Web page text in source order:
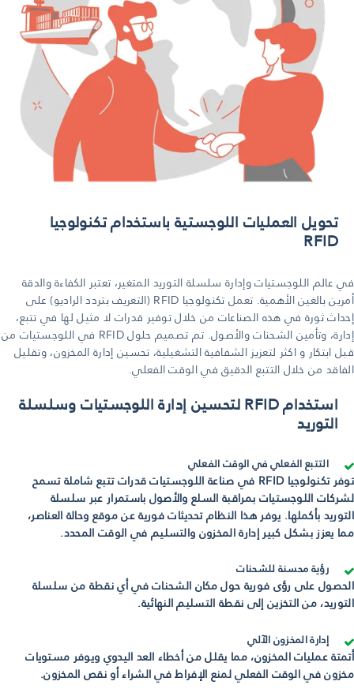
تحويل العمليات اللوجستية باستخدام تكنولوجيا
RFID
في عالم اللوجستيات وإدارة سلسلة التوريد المتغير، تعتبر الكفاءة والدقة
أمرين بالغين الأهمية. تعمل تكنولوجيا RFID (التعريف بتردد الراديو) على
إحداث ثورة في هذه الصناعات من خلال توفير قدرات لا مثيل لها في تتبع،
إدارة، وتأمين الشحنات والأصول. تم تصميم حلول RFID في اللوجستيات من
قبل ابتكار و اكثر لتعزيز الشفافية التشغيلية، تحسين إدارة المخزون، وتقليل
الفاقد من خلال التتبع الدقيق في الوقت الفعلي.
استخدام RFID لتحسين إدارة اللوجستيات وسلسلة
التوريد
التتبع الفعلي في الوقت الفعلي
توفر تكنولوجيا RFID في صناعة اللوجستيات قدرات تتبع شاملة تسمح
لشركات اللوجستيات بمراقبة السلع والأصول باستمرار عبر سلسلة
التوريد بأكملها. يوفر هذا النظام تحديثات فورية عن موقع وحالة العناصر،
مما يعزز بشكل كبير إدارة المخزون والتسليم في الوقت المحدد.
رؤية محسنة للشحنات
الحصول على رؤى فورية حول مكان الشحنات في أي نقطة من سلسلة
التوريد، من التخزين إلى نقطة التسليم النهائية.
إدارة المخزون الآلي
أتمتة عمليات المخزون، مما يقلل من أخطاء العد اليدوي ويوفر مستويات
مخزون في الوقت الفعلي لمنع الإفراط في الشراء أو نقص المخزون.